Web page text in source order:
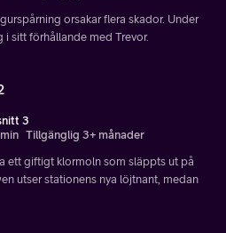
orsakar flera skador. Under
sitt förhållande med Trevor.
3
Tillgänglig 3+ månader
ett giftigt klormoln som släppts ut på
utser stationens nya löjtnant, medan